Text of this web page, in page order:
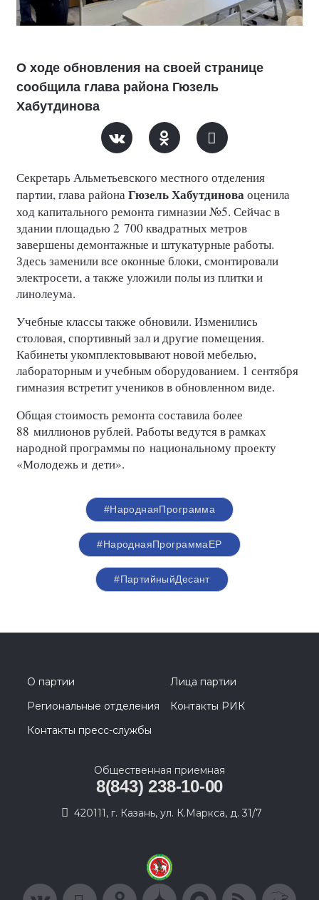
О ходе обновления на своей странице
сообщила глава района Гюзель
Хабутдинова
Секретарь Альметьевского местного отделения
партии, глава районаГюзель Хабутдиноваоценила
ход капитального ремонта гимназии №5. Сейчас в
здании площадью 2 700 квадратных метров
завершены демонтажные и штукатурные работы.
Здесь заменили все оконные блоки, смонтировали
электросети, а также уложили полы из плитки и
линолеума.
Учебные классы также обновили. Изменились
столовая, спортивный зал и другие помещения.
Кабинеты укомплектовывают новой мебелью,
лабораторным и учебным оборудованием. 1 сентября
гимназия встретит учеников в обновленном виде.
Общая стоимость ремонта составила более
88 миллионов рублей. Работы ведутся в рамках
народной программы по национальному проекту
«Молодежь и дети».
#НароднаяПрограмма
#НароднаяПрограммаЕР
#ПартийныйДесант
О партии
Лица партии
Региональные отделения
Контакты РИК
Контакты пресс-службы
Общественная приемная
8(843) 238-10-00
420111, г. Казань, ул. К.Маркса, д. 31/7